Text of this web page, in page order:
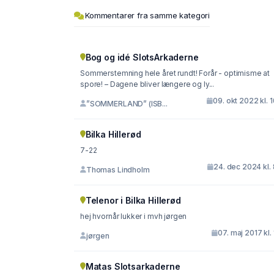
Kommentarer fra samme kategori
Bog og idé SlotsArkaderne
Sommerstemning hele året rundt! Forår - optimisme at
spore! – Dagene bliver længere og ly...
”SOMMERLAND” (ISB... 09. okt 2022 kl.
Bilka Hillerød
7-22
Thomas Lindholm 24. dec 2024 kl.
Telenor i Bilka Hillerød
hej hvornår lukker i mvh jørgen
jørgen 07. maj 2017 kl.
Matas Slotsarkaderne